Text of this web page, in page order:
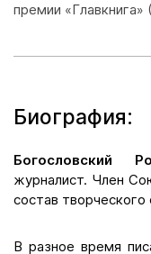
премии «Главкнига»
Биография:
Богословский
журналист. Член
состав
В разное время